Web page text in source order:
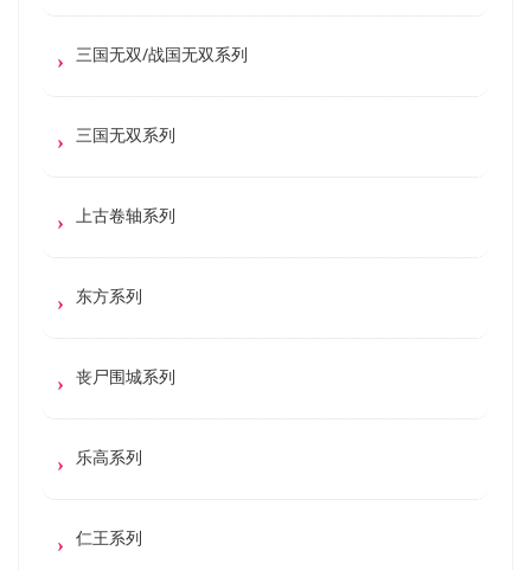
三国无双/战国无双系列
三国无双系列
上古卷轴系列
东方系列
丧尸围城系列
乐高系列
仁王系列